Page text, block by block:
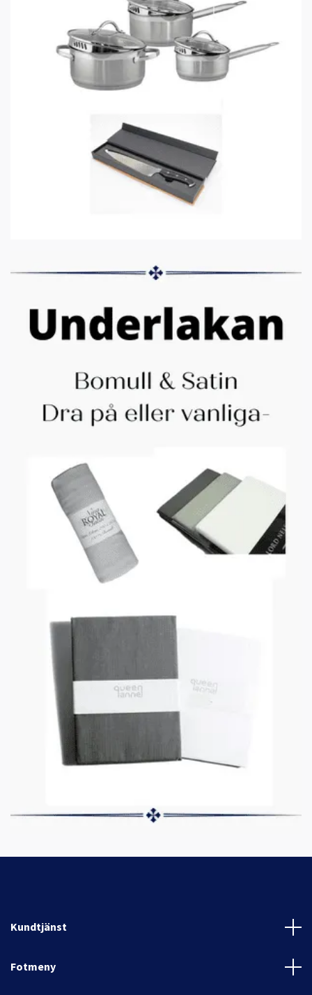
Kundtjänst
Fotmeny